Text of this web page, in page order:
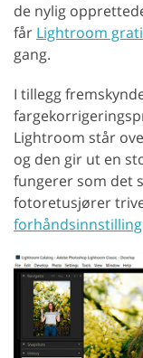
de nylig
får Lightroom
gang.
I tillegg
Lightroom står
og den gir ut en
fungerer som det
fotoretusjører